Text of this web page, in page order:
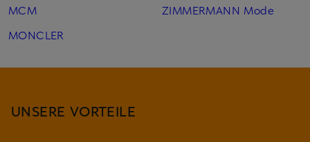
MCM
MONCLER
ZIMMERMANN Mode
UNSERE VORTEILE